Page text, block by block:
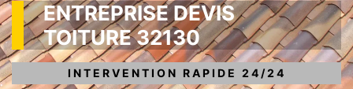
ENTREPRISE DEVIS
TOITURE 32130
INTERVENTION RAPIDE 24/24